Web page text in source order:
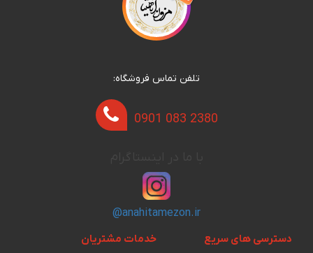
تلفن تماس فروشگاه:
0901 083 2380
@anahitamezon.ir
دسترسی های سریع
خدمات مشتریان